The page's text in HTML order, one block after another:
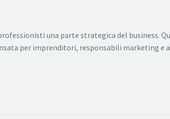
una parte strategica del business.
per imprenditori, responsabili marketing